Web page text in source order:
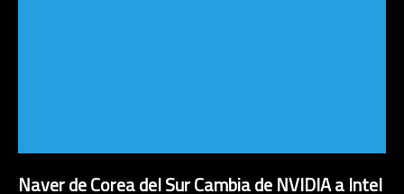
Naver de Corea del Sur Cambia de NVIDIA a Intel